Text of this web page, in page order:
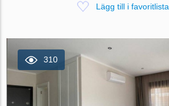
Lägg till i favoritlista
310